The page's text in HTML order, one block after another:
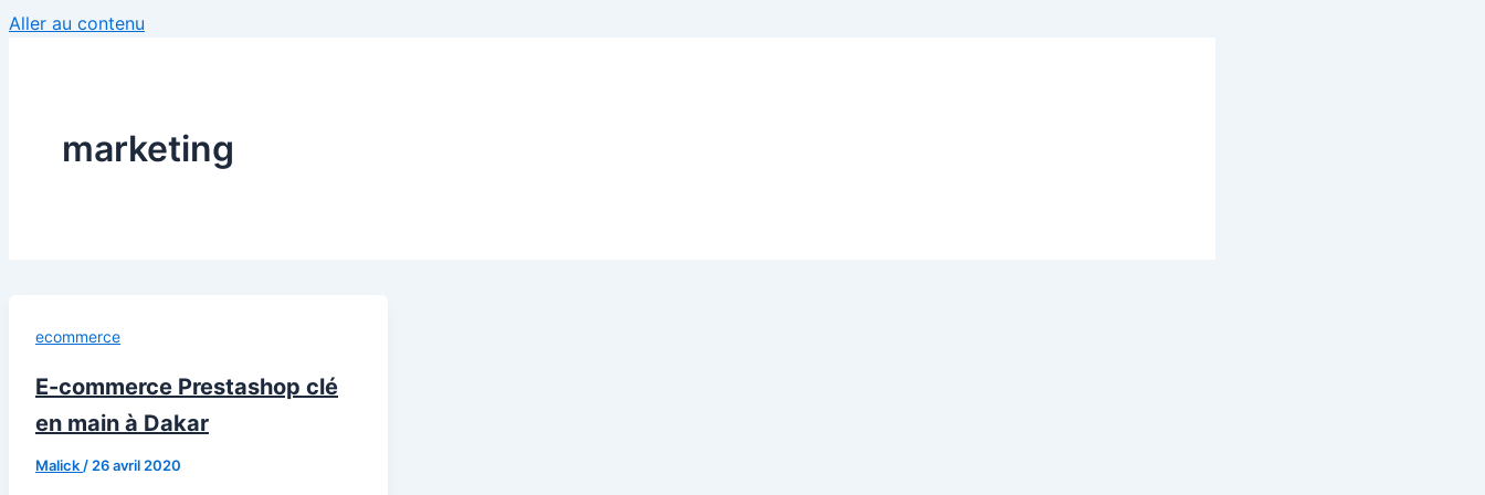
Aller au contenu
marketing
ecommerce
E-commerce Prestashop clé
en main à Dakar
Malick / 26 avril 2020